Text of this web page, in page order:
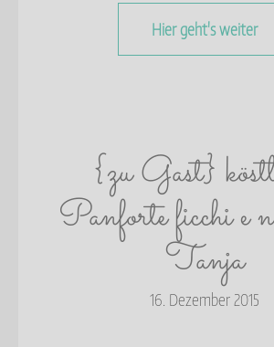
Hier geht's weiter
{zu Gast}
Panforte ficchi e
Tanja
16. Dezember 2015